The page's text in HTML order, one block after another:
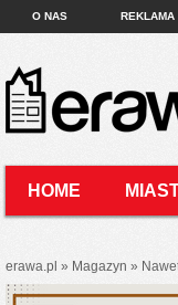
O NAS REKLAMA
HOME
erawa.pl » Magazyn »